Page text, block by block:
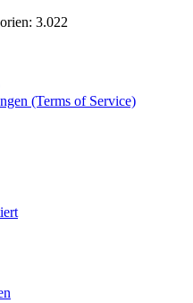
3.022
(Terms of Service)